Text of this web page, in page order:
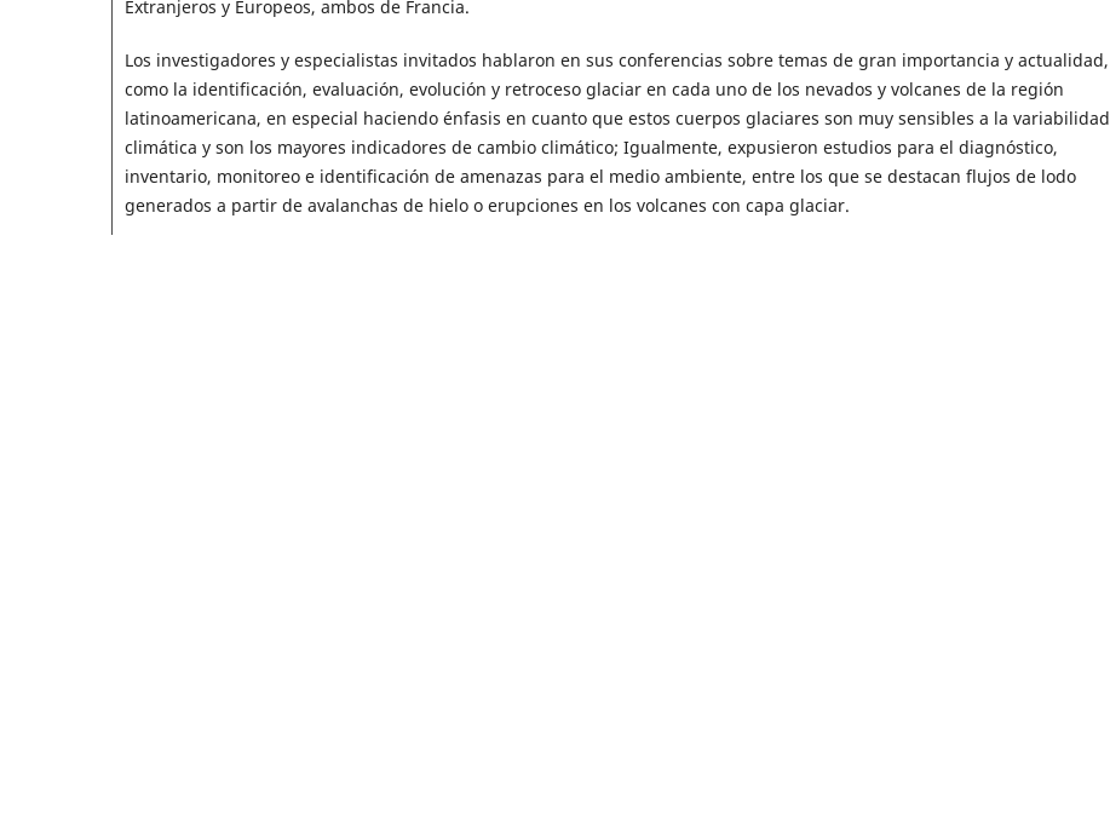
Extranjeros y Europeos, ambos de Francia.
Los investigadores y especialistas invitados hablaron en sus conferencias sobre temas de gran importancia y actualidad,
como la identificación, evaluación, evolución y retroceso glaciar en cada uno de los nevados y volcanes de la región
latinoamericana, en especial haciendo énfasis en cuanto que estos cuerpos glaciares son muy sensibles a la variabilidad
climática y son los mayores indicadores de cambio climático; Igualmente, expusieron estudios para el diagnóstico,
inventario, monitoreo e identificación de amenazas para el medio ambiente, entre los que se destacan flujos de lodo
generados a partir de avalanchas de hielo o erupciones en los volcanes con capa glaciar.